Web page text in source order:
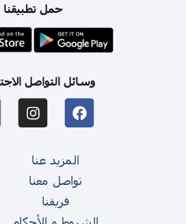
حمل تطبيقنا
وسائل التواصل
المزيد عنا
تواصل معنا
فريقنا